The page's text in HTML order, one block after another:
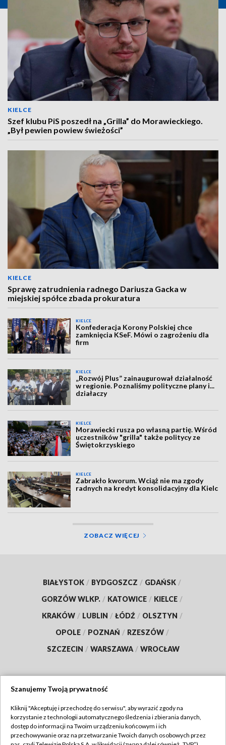
KIELCE
Szef klubu PiS poszedł na „Grilla” do Morawieckiego.
„Był pewien powiew świeżości”
KIELCE
Sprawę zatrudnienia radnego Dariusza Gacka w
miejskiej spółce zbada prokuratura
KIELCE
Konfederacja Korony Polskiej chce
zamknięcia KSeF. Mówi o zagrożeniu dla
firm
KIELCE
„Rozwój Plus” zainaugurował działalność
w regionie. Poznaliśmy polityczne plany i...
działaczy
KIELCE
Morawiecki rusza po własną partię. Wśród
uczestników "grilla" także politycy ze
Świętokrzyskiego
KIELCE
Zabrakło kworum. Wciąż nie ma zgody
radnych na kredyt konsolidacyjny dla Kielc
ZOBACZ WIĘCEJ
BIAŁYSTOK / BYDGOSZCZ / GDAŃSK /
GORZÓW WLKP. / KATOWICE / KIELCE /
KRAKÓW / LUBLIN / ŁÓDŹ / OLSZTYN /
OPOLE / POZNAŃ / RZESZÓW /
SZCZECIN / WARSZAWA / WROCŁAW
TVP
Abonament TVP
Regulamin TVP
Szanujemy Twoją prywatność
Kliknij "Akceptuję i przechodzę do serwisu", aby wyrazić zgody na
korzystanie z technologii automatycznego śledzenia i zbierania danych,
dostęp do informacji na Twoim urządzeniu końcowym i ich
przechowywanie oraz na przetwarzanie Twoich danych osobowych przez